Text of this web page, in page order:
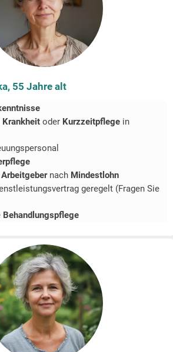
55 Jahre alt
Krankheit oder Kurzzeitpflege in
Arbeitgeber nach Mindestlohn
geregelt (Fragen Sie
Behandlungspflege